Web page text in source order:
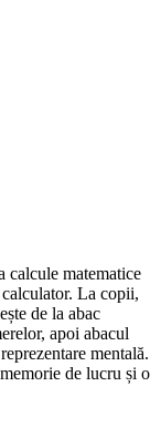
calcule matematice
La copii,
de la abac
apoi abacul
mentală.
de lucru și o